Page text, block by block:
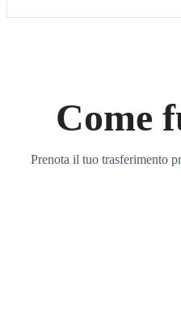
Come
Prenota il tuo trasferimento